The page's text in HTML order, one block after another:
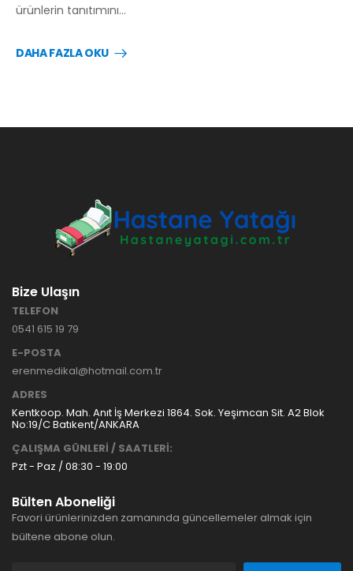
ürünlerin tanıtımını…
DAHA FAZLA OKU
Bize Ulaşın
TELEFON
0541 615 19 79
E-POSTA
erenmedikal@hotmail.com.tr
ADRES
Kentkoop. Mah. Anıt İş Merkezi 1864. Sok. Yeşimcan Sit. A2 Blok
No:19/C Batıkent/ANKARA
ÇALIŞMA GÜNLERİ / SAATLERİ:
Pzt - Paz / 08:30 - 19:00
Bülten Aboneliği
Favori ürünlerinizden zamanında güncellemeler almak için
bültene abone olun.